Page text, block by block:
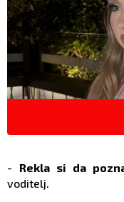
- Rekla si da
voditelj.